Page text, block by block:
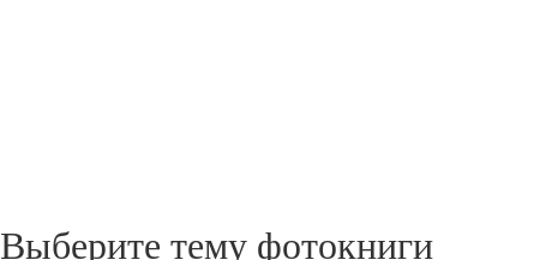
Выберите тему фотокниги